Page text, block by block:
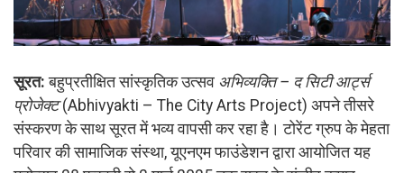
सूरत: बहुप्रतीक्षित सांस्कृतिक उत्सव अभिव्यक्ति – द सिटी आर्ट्स
प्रोजेक्ट(Abhivyakti – The City Arts Project) अपने तीसरे
संस्करण के साथ सूरत में भव्य वापसी कर रहा है। टोरेंट ग्रुप के मेहता
परिवार की सामाजिक संस्था, यूएनएम फाउंडेशन द्वारा आयोजित यह